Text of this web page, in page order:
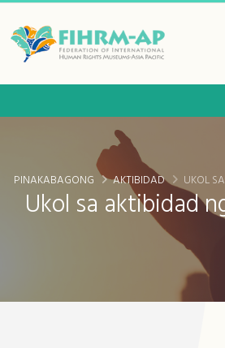
sa
pangunahing
ng
Ukol sa aktibidad
PINAKABAGONG AKTIBIDAD UKOL